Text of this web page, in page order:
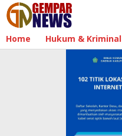
Lewati
ke
konten
Home Hukum & Kriminal